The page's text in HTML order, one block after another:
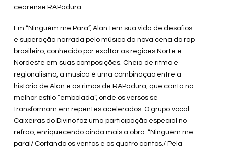
cearense RAPadura.
Em “Ninguém me Para”, Alan tem sua vida de desafios
e superação narrada pelo músico da nova cena do rap
brasileiro, conhecido por exaltar as regiões Norte e
Nordeste em suas composições. Cheia de ritmo e
regionalismo, a música é uma combinação entre a
história de Alan e as rimas de RAPadura, que canta no
melhor estilo “embolada”, onde os versos se
transformam em repentes acelerados. O grupo vocal
Caixeiras do Divino faz uma participação especial no
refrão, enriquecendo ainda mais a obra. “Ninguém me
para!/ Cortando os ventos e os quatro cantos./ Pela